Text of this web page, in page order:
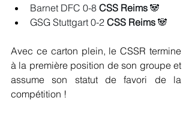
Barnet DFC 0-8 CSS Reims 🐼
GSG Stuttgart 0-2 CSS Reims 🐼
Avec ce carton plein, le CSSR termine
à la première position de son groupe et
assume son statut de favori de la
compétition !